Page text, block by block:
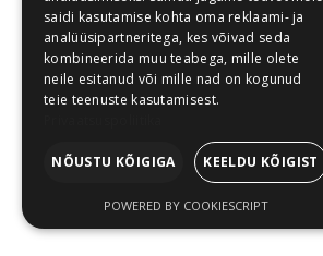
saidi kasutamise kohta oma reklaami- ja
analüüsipartneritega, kes võivad seda
kombineerida muu teabega, mille olete
neile esitanud või mille nad on kogunud
teie teenuste kasutamisest.
NÕUSTU KÕIGIGA KEELDU KÕIGIST
POWERED BY COOKIESCRIPT